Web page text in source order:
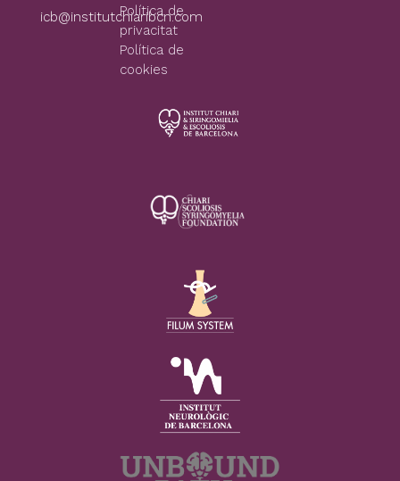
icb@institutchiaribcn.com
Política de
privacitat
Política de
cookies